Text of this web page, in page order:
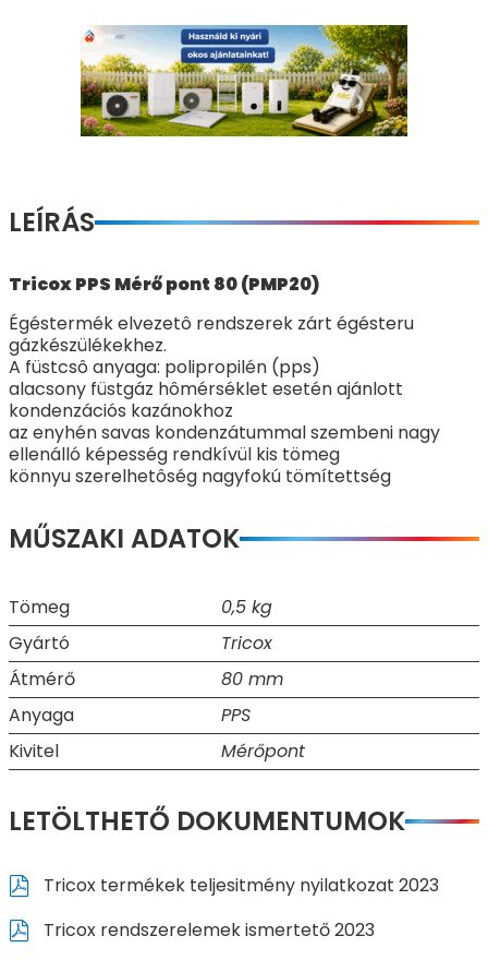
LEÍRÁS
Tricox PPS Mérő pont 80 (PMP20)
Égéstermék elvezetô rendszerek zárt égésteru
gázkészülékekhez.
A füstcsô anyaga: polipropilén (pps)
alacsony füstgáz hômérséklet esetén ajánlott
kondenzációs kazánokhoz
az enyhén savas kondenzátummal szembeni nagy
ellenálló képesség rendkívül kis tömeg
könnyu szerelhetôség nagyfokú tömítettség
MŰSZAKI ADATOK
Tömeg
0,5 kg
Gyártó
Tricox
Átmérő
80 mm
Anyaga
PPS
Kivitel
Mérőpont
LETÖLTHETŐ DOKUMENTUMOK
Tricox termékek teljesitmény nyilatkozat 2023
Tricox rendszerelemek ismertető 2023